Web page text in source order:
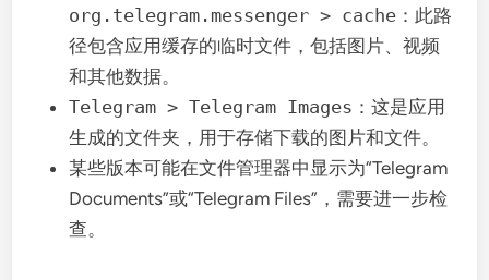
org.telegram.messenger > cache ：此路
径包含应用缓存的临时文件，包括图片、视频
和其他数据。
Telegram > Telegram Images ：这是应用
生成的文件夹，用于存储下载的图片和文件。
某些版本可能在文件管理器中显示为“Telegram
Documents”或“Telegram Files”，需要进一步检
查。